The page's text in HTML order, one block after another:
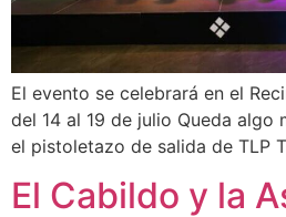
El evento se celebrará en el
del 14 al 19 de julio Queda algo
el pistoletazo de salida de TLP
El Cabildo y la